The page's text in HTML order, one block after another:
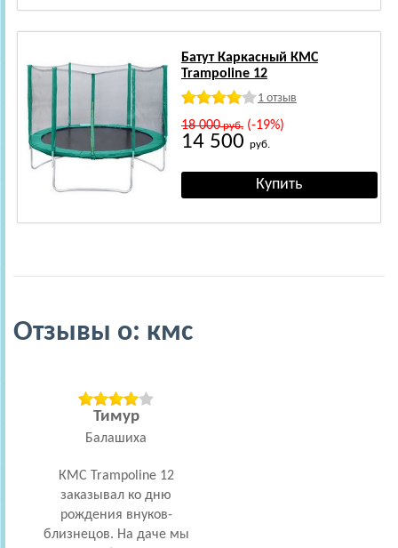
Батут Каркасный КМС
Trampoline 12
1 отзыв
18 000руб.(-19%)
14 500 руб.
Отзывы о: кмс
Тимур
Балашиха
КМС Trampoline 12
заказывал ко дню
рождения внуков-
близнецов. На даче мы